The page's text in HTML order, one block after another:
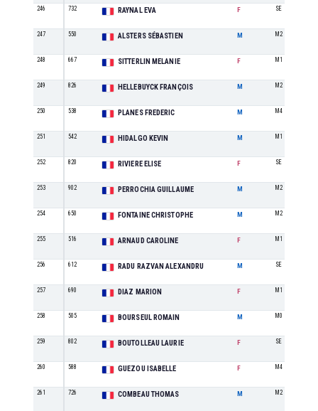
246 732 RAYNAL EVA F SE
247 550 ALSTERS SÉBASTIEN M M2
248 667 SITTERLIN MELANIE F M1
249 826 HELLEBUYCK FRANÇOIS M M2
250 538 PLANES FREDERIC M M4
251 542 HIDALGO KEVIN M M1
252 820 RIVIERE ELISE F SE
253 902 PERROCHIA GUILLAUME M M2
254 650 FONTAINE CHRISTOPHE M M2
255 516 ARNAUD CAROLINE F M1
256 612 RADU RAZVAN ALEXANDRU M SE
257 690 DIAZ MARION F M1
258 505 BOURSEUL ROMAIN M M0
259 802 BOUTOLLEAU LAURIE F SE
260 588 GUEZOU ISABELLE F M4
261 726 COMBEAU THOMAS M M2